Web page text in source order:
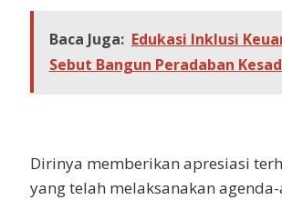
Baca Juga: Edukasi Inklusi
Sebut Bangun Peradaban
Dirinya memberikan apresiasi
yang telah melaksanakan